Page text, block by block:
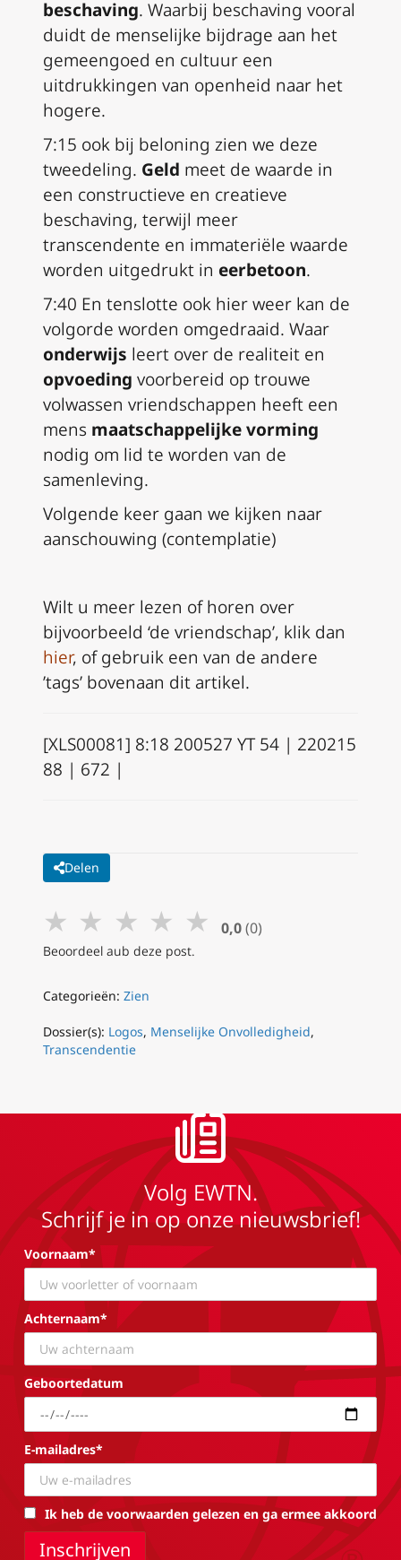
beschaving. Waarbij beschaving vooral
duidt de menselijke bijdrage aan het
gemeengoed en cultuur een
uitdrukkingen van openheid naar het
hogere.
7:15 ook bij beloning zien we deze
tweedeling. Geld meet de waarde in
een constructieve en creatieve
beschaving, terwijl meer
transcendente en immateriële waarde
worden uitgedrukt in eerbetoon.
7:40 En tenslotte ook hier weer kan de
volgorde worden omgedraaid. Waar
onderwijs leert over de realiteit en
opvoeding voorbereid op trouwe
volwassen vriendschappen heeft een
mens maatschappelijke vorming
nodig om lid te worden van de
samenleving.
Volgende keer gaan we kijken naar
aanschouwing (contemplatie)
Wilt u meer lezen of horen over
bijvoorbeeld ‘de vriendschap’, klik dan
hier, of gebruik een van de andere
’tags’ bovenaan dit artikel.
[XLS00081] 8:18 200527 YT 54 | 220215
88 | 672 |
Delen
★ ★ ★ ★ ★ 0,0 (0)
Beoordeel aub deze post.
Categorieën: Zien
Dossier(s): Logos, Menselijke Onvolledigheid,
Transcendentie
Volg EWTN.
Schrijf je in op onze nieuwsbrief!
Voornaam*
Achternaam*
Geboortedatum
E-mailadres*
Ik heb de voorwaarden gelezen en ga ermee akkoord